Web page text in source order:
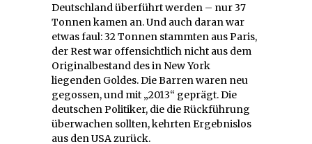
Deutschland überführt werden – nur 37
Tonnen kamen an. Und auch daran war
etwas faul: 32 Tonnen stammten aus Paris,
der Rest war offensichtlich nicht aus dem
Originalbestand des in New York
liegenden Goldes. Die Barren waren neu
gegossen, und mit „2013“ geprägt. Die
deutschen Politiker, die die Rückführung
überwachen sollten, kehrten Ergebnislos
aus den USA zurück.